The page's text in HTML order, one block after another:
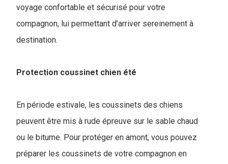
voyage confortable et sécurisé pour votre
compagnon, lui permettant d’arriver sereinement à
destination.
Protection coussinet chien été
En période estivale, les coussinets des chiens
peuvent être mis à rude épreuve sur le sable chaud
ou le bitume. Pour protéger en amont, vous pouvez
préparer les coussinets de votre compagnon en